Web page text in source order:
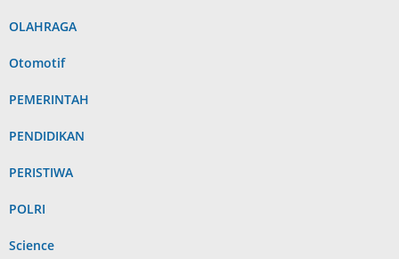
OLAHRAGA
Otomotif
PEMERINTAH
PENDIDIKAN
PERISTIWA
POLRI
Science